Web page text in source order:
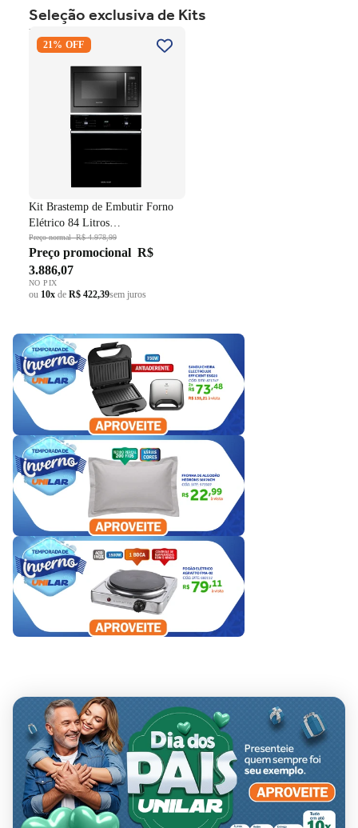
Seleção exclusiva de Kits
Kit Brastemp de Embutir
Forno Elétrico 84 Litros
BOC84AE+Micro-ondas 32
Litros BM146AE Preto 220V
21% OFF
Kit Brastemp de Embutir Forno
Elétrico 84 Litros
BOC84AE+Micro-ondas 32 Litros
BM146AE Preto 220V
Preço normalR$ 4.978,99
Preço promocional R$
3.886,07
NO PIX
ou 10x de R$ 422,39sem juros